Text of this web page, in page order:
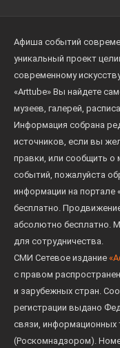
Афиша событий
уникальный проект
современному
«Arttube» Вы найдете
музеев, галерей,
Информация собрана
источников, если вы
правки, или сообщить о
событий, пожалуйста
информации на портале
бесплатно.
абсолютно бесплатно.
для сотрудничества.
СМИ Сетевое издание
с правом
и зарубежных стран.
регистрации выдано
связи, информационных
(Роскомнадзором).